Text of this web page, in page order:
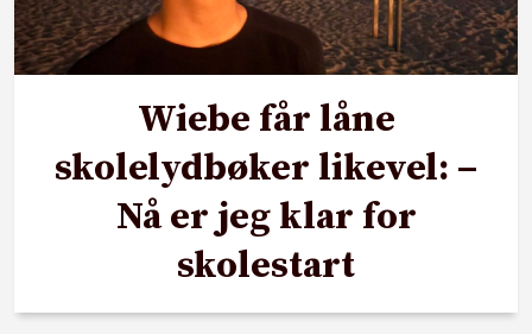
Wiebe får låne
skolelydbøker likevel: –
Nå er jeg klar for
skolestart